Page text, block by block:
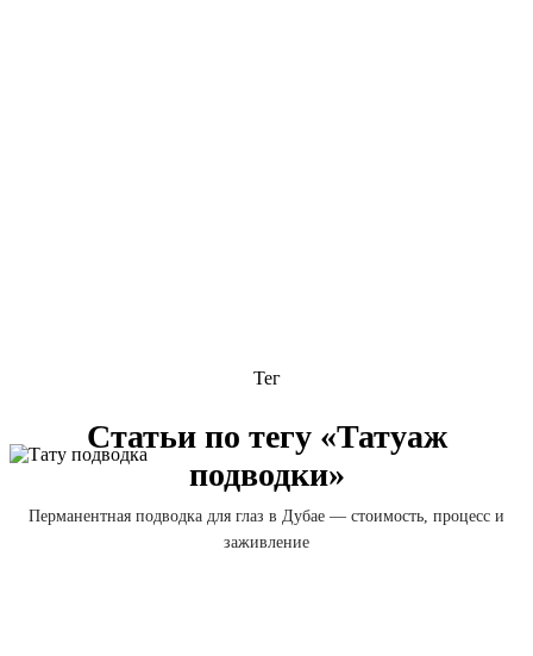
Тег
Статьи по тегу «Татуаж
подводки»
Перманентная подводка для глаз в Дубае — стоимость, процесс и
заживление